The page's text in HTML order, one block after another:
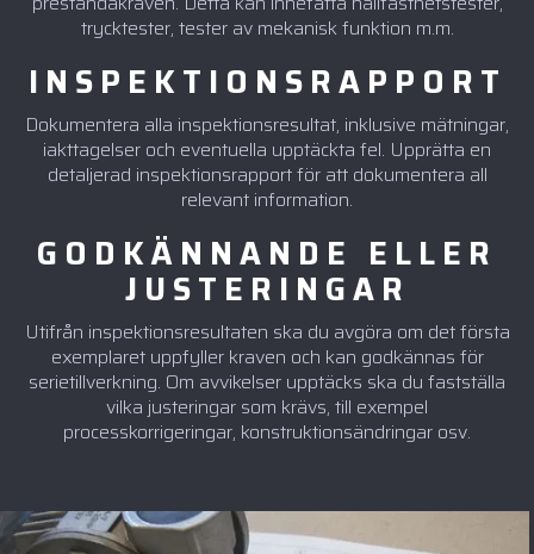
trycktester, tester av mekanisk funktion m.m.
INSPEKTIONSRAPPORT
Dokumentera alla inspektionsresultat, inklusive mätningar,
iakttagelser och eventuella upptäckta fel. Upprätta en
detaljerad inspektionsrapport för att dokumentera all
relevant information.
GODKÄNNANDE ELLER
JUSTERINGAR
Utifrån inspektionsresultaten ska du avgöra om det första
exemplaret uppfyller kraven och kan godkännas för
serietillverkning. Om avvikelser upptäcks ska du fastställa
vilka justeringar som krävs, till exempel
processkorrigeringar, konstruktionsändringar osv.